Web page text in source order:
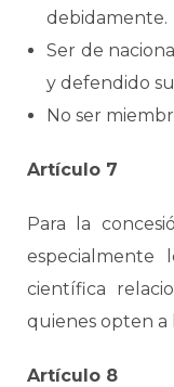
debidamente.
Ser de
y defendido
No ser
Artículo 7
Para la
especialmente
científica
quienes opten a
Artículo 8